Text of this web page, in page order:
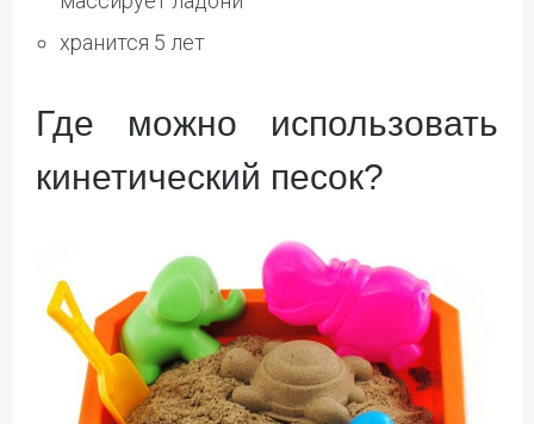
хранится 5 лет
Где можно использовать
кинетический песок?